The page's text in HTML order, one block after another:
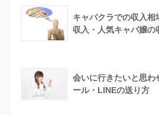
キャバクラでの収入相
収入・人気キャバ嬢の
会いに行きたいと思わ
ール・LINEの送り方